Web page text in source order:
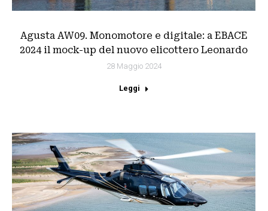
Agusta AW09. Monomotore e digitale: a EBACE
2024 il mock-up del nuovo elicottero Leonardo
28 Maggio 2024
Leggi